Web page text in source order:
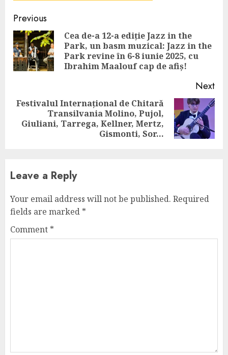
Continue
Reading
Previous
Cea de-a 12-a ediție Jazz in the
Park, un basm muzical: Jazz in the
Park revine în 6-8 iunie 2025, cu
Ibrahim Maalouf cap de afiș!
Next
post:
Festivalul Internațional de Chitară
Transilvania Molino, Pujol,
Giuliani, Tarrega, Kellner, Mertz,
Gismonti, Sor…
Leave a Reply
Your email address will not be published. Required
fields are marked *
Comment *